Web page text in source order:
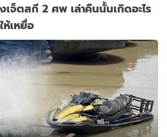
จ็ตสกี 2 ศพ เล่าคืนนั้นเกิดอะไร
เหยื่อ